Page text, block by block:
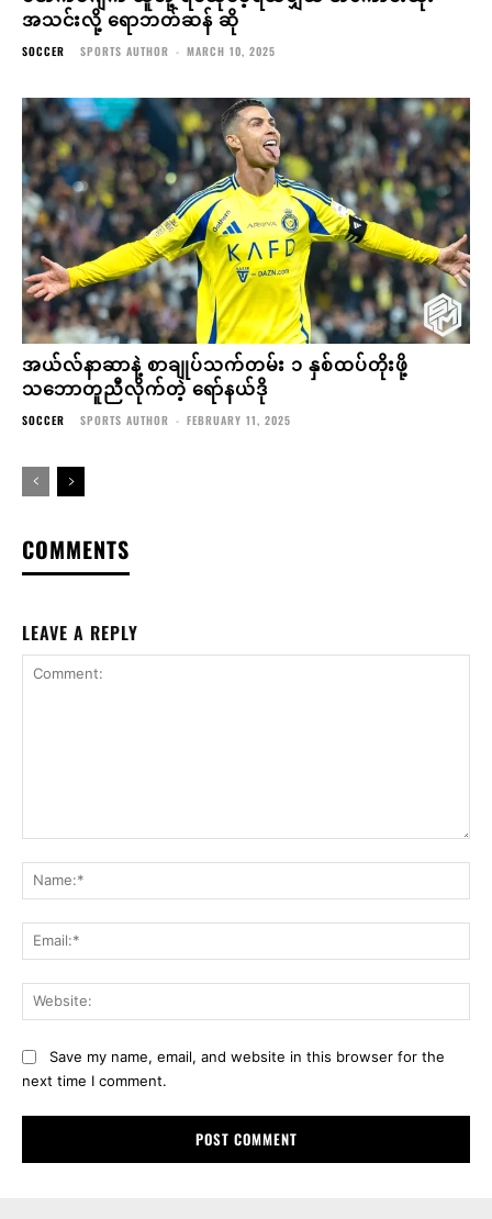
အသင်းလို့ ရောဘတ်ဆန် ဆို
SOCCER SPORTS AUTHOR - MARCH 10, 2025
အယ်လ်နာဆာနဲ့ စာချုပ်သက်တမ်း ၁ နှစ်ထပ်တိုးဖို့
သဘောတူညီလိုက်တဲ့ ရော်နယ်ဒို
SOCCER SPORTS AUTHOR - FEBRUARY 11, 2025
COMMENTS
LEAVE A REPLY
Save my name, email, and website in this browser for the
next time I comment.